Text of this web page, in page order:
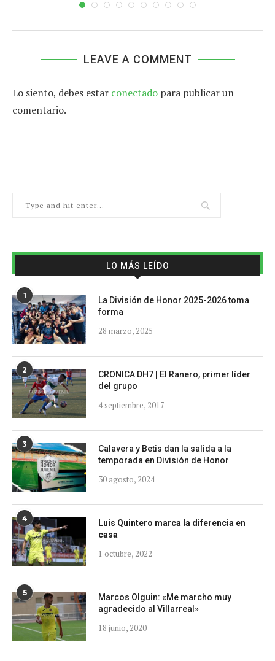
LEAVE A COMMENT
Lo siento, debes estar conectado para publicar un
comentario.
LO MÁS LEÍDO
1
La División de Honor 2025-2026 toma
forma
28 marzo, 2025
2
CRONICA DH7 | El Ranero, primer líder
del grupo
4 septiembre, 2017
3
Calavera y Betis dan la salida a la
temporada en División de Honor
30 agosto, 2024
4
Luis Quintero marca la diferencia en
casa
1 octubre, 2022
5
Marcos Olguin: «Me marcho muy
agradecido al Villarreal»
18 junio, 2020